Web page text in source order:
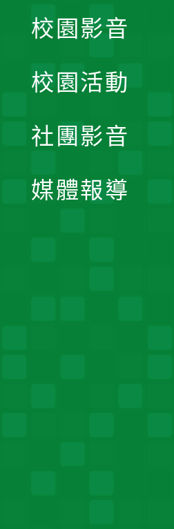
校園影音
校園活動
社團影音
媒體報導